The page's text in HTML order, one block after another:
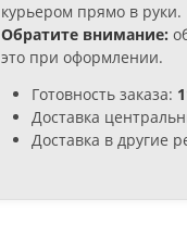
курьером прямо в руки.
Обратите внимание:
это при оформлении.
Готовность заказа:
Доставка
Доставка в другие